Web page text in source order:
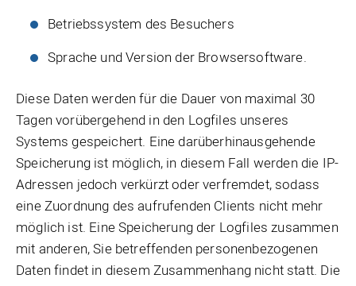
Betriebssystem des Besuchers
Sprache und Version der Browsersoftware.
Diese Daten werden für die Dauer von maximal 30
Tagen vorübergehend in den Logfiles unseres
Systems gespeichert. Eine darüberhinausgehende
Speicherung ist möglich, in diesem Fall werden die IP-
Adressen jedoch verkürzt oder verfremdet, sodass
eine Zuordnung des aufrufenden Clients nicht mehr
möglich ist. Eine Speicherung der Logfiles zusammen
mit anderen, Sie betreffenden personenbezogenen
Daten findet in diesem Zusammenhang nicht statt. Die